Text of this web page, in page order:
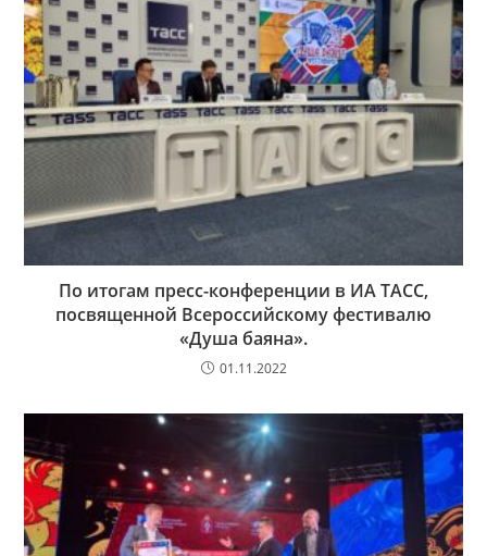
По итогам пресс-конференции в ИА ТАСС,
посвященной Всероссийскому фестивалю
«Душа баяна».
01.11.2022